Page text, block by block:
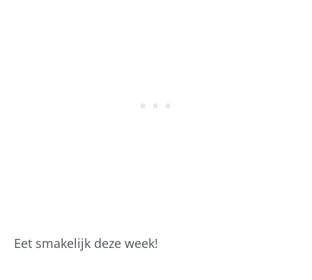
Eet smakelijk deze week!